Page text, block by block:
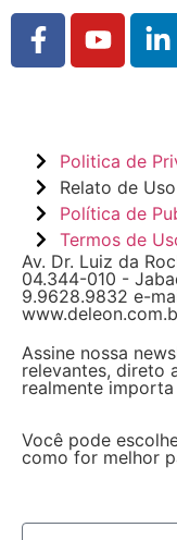
Politica de
Relato de
Política de
Termos de
Av. Dr. Luiz da
04.344-010 -
9.9628.9832 e-
Assine nossa
relevantes, direto
realmente
Você pode
como for melhor